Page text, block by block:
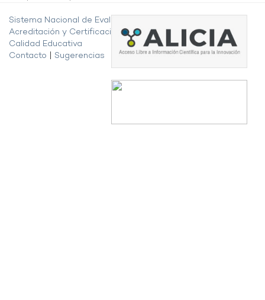
Sistema Nacional de Evaluación,
Acreditación y Certificación de la
Calidad Educativa
Contacto
Sugerencias